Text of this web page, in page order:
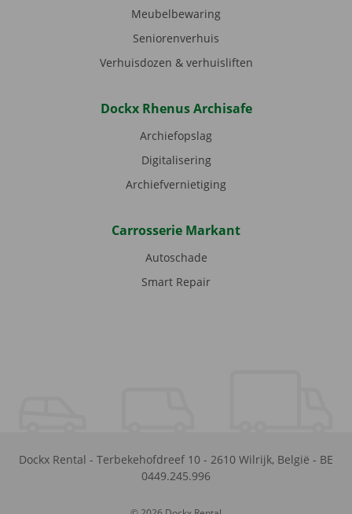
Meubelbewaring
Seniorenverhuis
Verhuisdozen & verhuisliften
Dockx Rhenus Archisafe
Archiefopslag
Digitalisering
Archiefvernietiging
Carrosserie Markant
Autoschade
Smart Repair
Dockx Rental - Terbekehofdreef 10 - 2610 Wilrijk, België - BE
0449.245.996